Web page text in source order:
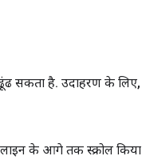
सकता है. उदाहरण के लिए,
के आगे तक स्क्रोल किया